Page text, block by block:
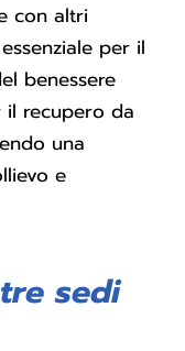
con altri
per il
benessere
il recupero da
una
e
sedi